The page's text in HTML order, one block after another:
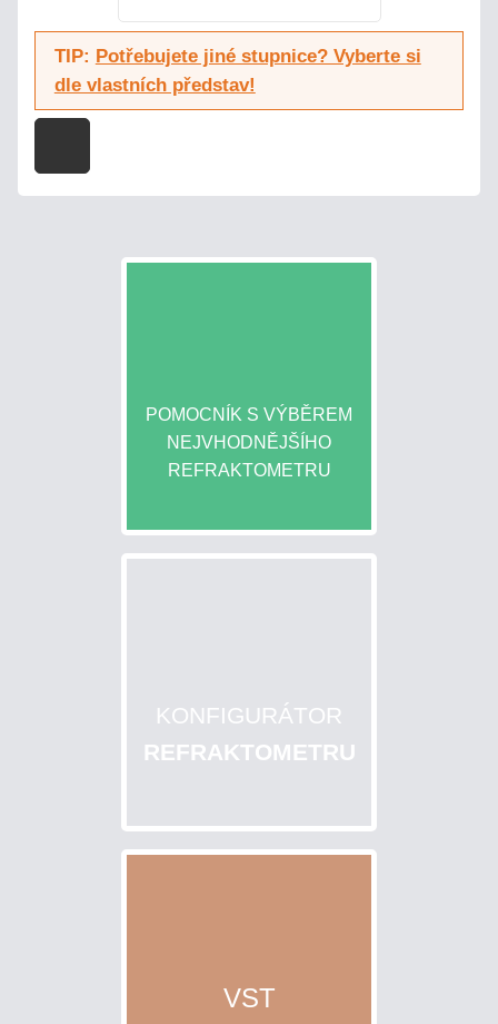
TIP: Potřebujete jiné stupnice? Vyberte si
dle vlastních představ!
POMOCNÍK S VÝBĚREM
NEJVHODNĚJŠÍHO
REFRAKTOMETRU
KONFIGURÁTOR
REFRAKTOMETRU
VST